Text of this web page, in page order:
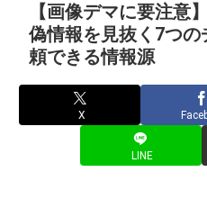
【画像デマに要注意
偽情報を見抜く7つ
頼できる情報源
X
LINE